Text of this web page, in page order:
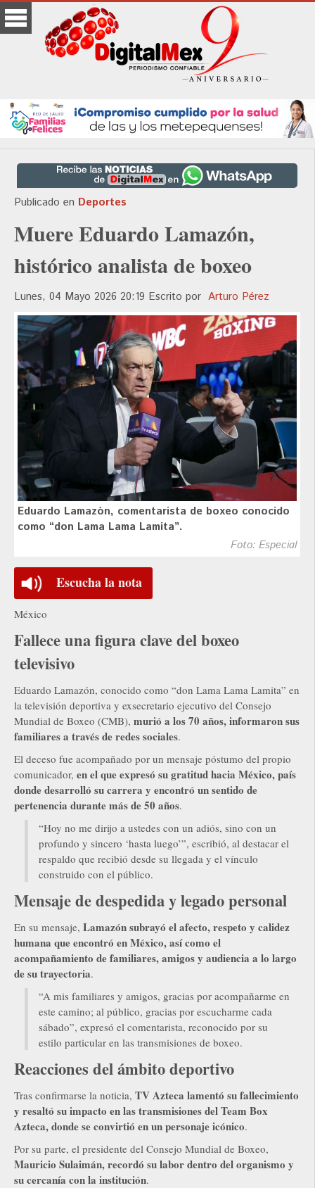
Publicado en Deportes
Muere Eduardo Lamazón,
histórico analista de boxeo
Lunes, 04 Mayo 2026 20:19 Escrito por Arturo Pérez
Eduardo Lamazón, comentarista de boxeo conocido
como “don Lama Lama Lamita”.
Foto: Especial
Escucha la nota
México
Fallece una figura clave del boxeo
televisivo
Eduardo Lamazón, conocido como “don Lama Lama Lamita” en
la televisión deportiva y exsecretario ejecutivo del Consejo
Mundial de Boxeo (CMB), murió a los 70 años, informaron sus
familiares a través de redes sociales.
El deceso fue acompañado por un mensaje póstumo del propio
comunicador, en el que expresó su gratitud hacia México, país
donde desarrolló su carrera y encontró un sentido de
pertenencia durante más de 50 años.
“Hoy no me dirijo a ustedes con un adiós, sino con un
profundo y sincero ‘hasta luego’”, escribió, al destacar el
respaldo que recibió desde su llegada y el vínculo
construido con el público.
Mensaje de despedida y legado personal
En su mensaje, Lamazón subrayó el afecto, respeto y calidez
humana que encontró en México, así como el
acompañamiento de familiares, amigos y audiencia a lo largo
de su trayectoria.
“A mis familiares y amigos, gracias por acompañarme en
este camino; al público, gracias por escucharme cada
sábado”, expresó el comentarista, reconocido por su
estilo particular en las transmisiones de boxeo.
Reacciones del ámbito deportivo
Tras confirmarse la noticia, TV Azteca lamentó su fallecimiento
y resaltó su impacto en las transmisiones del Team Box
Azteca, donde se convirtió en un personaje icónico.
Por su parte, el presidente del Consejo Mundial de Boxeo,
Mauricio Sulaimán, recordó su labor dentro del organismo y
su cercanía con la institución.